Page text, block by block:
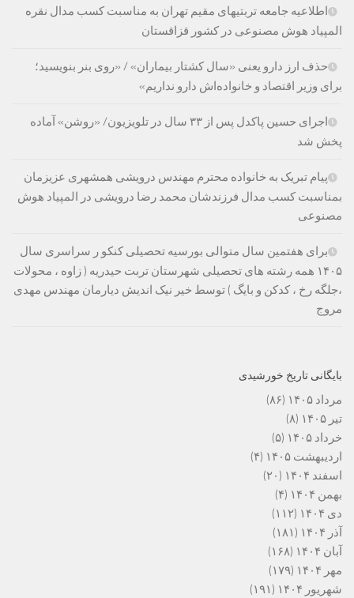
اطلاعیه جامعه تربتیهای مقیم تهران به مناسبت کسب مدال نقره
المپیاد هوش مصنوعی در کشور قزاقستان
حذف ارز دارو یعنی «سال کشتار بیماران» / «روی بنر بنویسید؛
برای وزیر اقتصاد و خانواده‌اش دارو نداریم»
اجرای حسین پاکدل پس از ۳۳ سال در تلویزیون/ «روشن» آماده
پخش شد
پیام تبریک به خانواده محترم مهندس درویشی همشهری عزیزمان
بمناسبت کسب مدال فرزندشان محمد رضا درویشی در المپیاد هوش
مصنوعی
برای هفتمین سال متوالی بورسیه تحصیلی کنکو ر سراسری سال
۱۴۰۵ همه رشته های تحصیلی شهرستان تربت حیدریه ( زاوه ، محولات
،جلگه رخ ، کدکن و بایگ ) توسط خیر نیک اندیش دیارمان مهندس مهدی
مروج
بایگانی تاریخ خورشیدی
مرداد ۱۴۰۵
(۸۶)
تیر ۱۴۰۵
(۸)
خرداد ۱۴۰۵
(۵)
اردیبهشت ۱۴۰۵
(۴)
اسفند ۱۴۰۴
(۲۰)
بهمن ۱۴۰۴
(۴)
دی ۱۴۰۴
(۱۱۲)
آذر ۱۴۰۴
(۱۸۱)
آبان ۱۴۰۴
(۱۶۸)
مهر ۱۴۰۴
(۱۷۹)
شهریور ۱۴۰۴
(۱۹۱)